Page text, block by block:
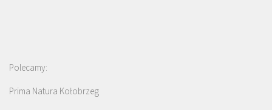
Polecamy:
Prima Natura Kołobrzeg